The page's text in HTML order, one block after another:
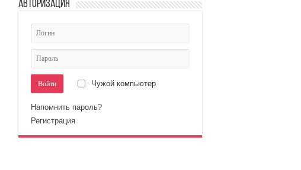
Авторизация
Чужой компьютер
Напомнить пароль?
Регистрация